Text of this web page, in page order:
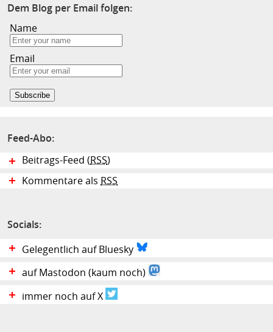
Dem Blog per Email folgen:
Name
Email
Feed-Abo:
Beitrags-Feed ( RSS)
Kommentare als RSS
Socials:
Gelegentlich auf Bluesky
auf Mastodon (kaum noch)
immer noch auf X